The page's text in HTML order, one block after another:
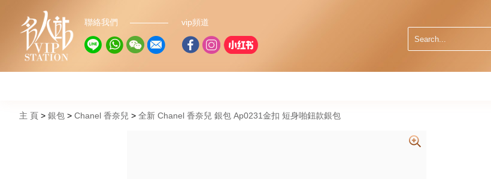
聯絡我們 vip頻道
主 頁 銀包 Chanel 香奈兒 全新 Chanel 香奈兒 銀包 Ap0231金扣 短身啪鈕款銀包